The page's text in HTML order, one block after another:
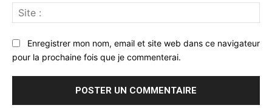
:
Enregistrer mon nom, email et site web dans ce navigateur
pour la prochaine fois que je commenterai.